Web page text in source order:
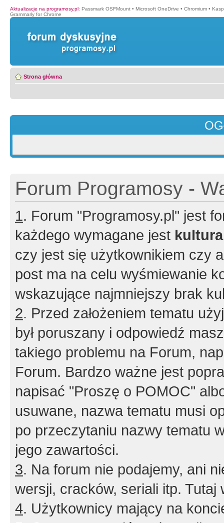
Aktualizacje na programosy.pl: Passmark OSFMount • Microsoft OneDrive • Chromium •
Grammarly for Chrome
Strona główna
Forum Programosy -
1. Forum "Programosy.pl" jest
każdego wymagane jest
czy jest się użytkownikiem czy
post ma na celu wyśmiewanie
wskazujące najmniejszy brak
2. Przed założeniem tematu
był poruszany i odpowiedź
takiego problemu na Forum,
Forum. Bardzo ważne jest
napisać "Proszę o POMOC"
usuwane, nazwa tematu musi
po przeczytaniu nazwy tematu
jego zawartości.
3. Na forum nie podajemy, ani
wersji, cracków, seriali itp. Tutaj
4. Użytkownicy mający na